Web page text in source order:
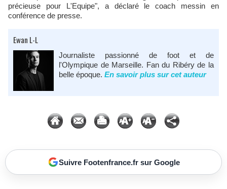
précieuse pour L'Equipe", a déclaré le coach messin en
conférence de presse.
Ewan L-L
Journaliste passionné de foot et de
l'Olympique de Marseille. Fan du Ribéry de la
belle époque. En savoir plus sur cet auteur
Suivre Footenfrance.fr sur Google